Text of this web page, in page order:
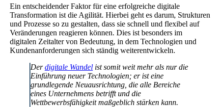
Ein entscheidender Faktor für eine erfolgreiche digitale
Transformation ist die Agilität. Hierbei geht es darum, Strukturen
und Prozesse so zu gestalten, dass sie schnell und flexibel auf
Veränderungen reagieren können. Dies ist besonders im
digitalen Zeitalter von Bedeutung, in dem Technologien und
Kundenanforderungen sich ständig weiterentwickeln.
Derdigitale Wandel ist somit weit mehr als nur die
Einführung neuer Technologien; er ist eine
grundlegende Neuausrichtung, die alle Bereiche
eines Unternehmens betrifft und die
Wettbewerbsfähigkeit maßgeblich stärken kann.